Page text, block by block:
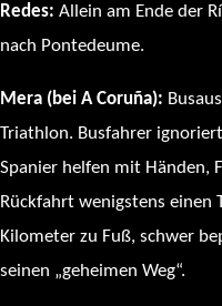
Redes: Allein am Ende der
nach Pontedeume.
Mera (bei A Coruña):
Triathlon. Busfahrer
Spanier helfen mit Händen,
Rückfahrt wenigstens einen
Kilometer zu Fuß, schwer
seinen „geheimen Weg“.